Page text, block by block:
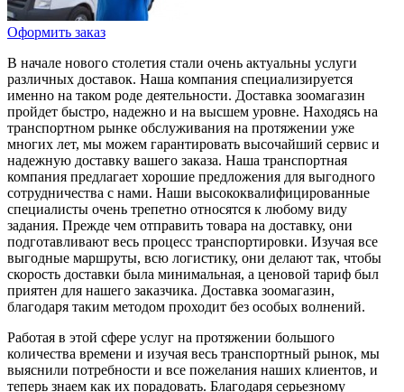
Оформить заказ
В начале нового столетия стали очень актуальны услуги
различных доставок. Наша компания специализируется
именно на таком роде деятельности. Доставка зоомагазин
пройдет быстро, надежно и на высшем уровне. Находясь на
транспортном рынке обслуживания на протяжении уже
многих лет, мы можем гарантировать высочайший сервис и
надежную доставку вашего заказа. Наша транспортная
компания предлагает хорошие предложения для выгодного
сотрудничества с нами. Наши высококвалифицированные
специалисты очень трепетно относятся к любому виду
задания. Прежде чем отправить товара на доставку, они
подготавливают весь процесс транспортировки. Изучая все
выгодные маршруты, всю логистику, они делают так, чтобы
скорость доставки была минимальная, а ценовой тариф был
приятен для нашего заказчика. Доставка зоомагазин,
благодаря таким методом проходит без особых волнений.
Работая в этой сфере услуг на протяжении большого
количества времени и изучая весь транспортный рынок, мы
выяснили потребности и все пожелания наших клиентов, и
теперь знаем как их порадовать. Благодаря серьезному